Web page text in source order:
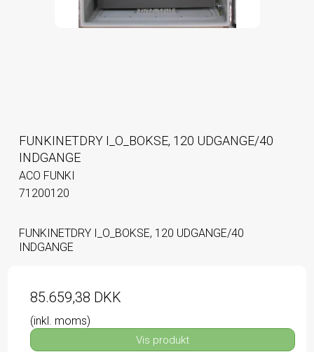
FUNKINETDRY I_O_BOKSE, 120 UDGANGE/40
INDGANGE
ACO FUNKI
71200120
FUNKINETDRY I_O_BOKSE, 120 UDGANGE/40
INDGANGE
85.659,38 DKK
(inkl. moms)
Vis produkt